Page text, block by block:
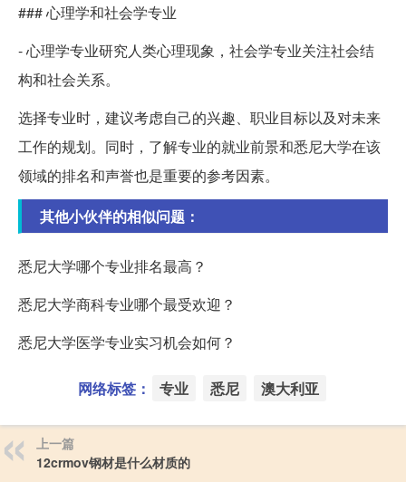
### 心理学和社会学专业
- 心理学专业研究人类心理现象，社会学专业关注社会结
构和社会关系。
选择专业时，建议考虑自己的兴趣、职业目标以及对未来
工作的规划。同时，了解专业的就业前景和悉尼大学在该
领域的排名和声誉也是重要的参考因素。
其他小伙伴的相似问题：
悉尼大学哪个专业排名最高？
悉尼大学商科专业哪个最受欢迎？
悉尼大学医学专业实习机会如何？
网络标签： 专业 悉尼 澳大利亚
上一篇
12crmov钢材是什么材质的